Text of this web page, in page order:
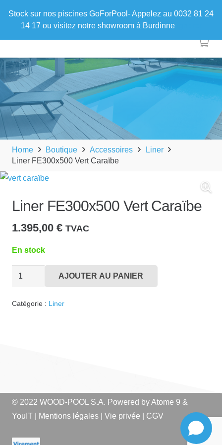
Stock sur nos piscines GoForPool- Appelez au 0032 81 24
14 17 ou visitez notre showroom à Burdinne
Home Boutique Accessoires
Liner
Liner FE300x500 Vert Caraïbe
Liner FE300x500 Vert Caraïbe
1.395,00 € TVAC
En stock
quantité
Liner
AJOUTER AU PANIER
Catégorie : Liner
© 2022 WOOD-POOL S.A. Powered byAtome 9 &
YouIT
Mentions légales Vie privée CGV